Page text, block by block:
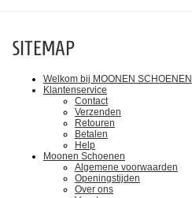
SITEMAP
Welkom bij MOONEN SCHOENEN
Klantenservice
Contact
Verzenden
Retouren
Betalen
Help
Moonen Schoenen
Algemene voorwaarden
Openingstijden
Over ons